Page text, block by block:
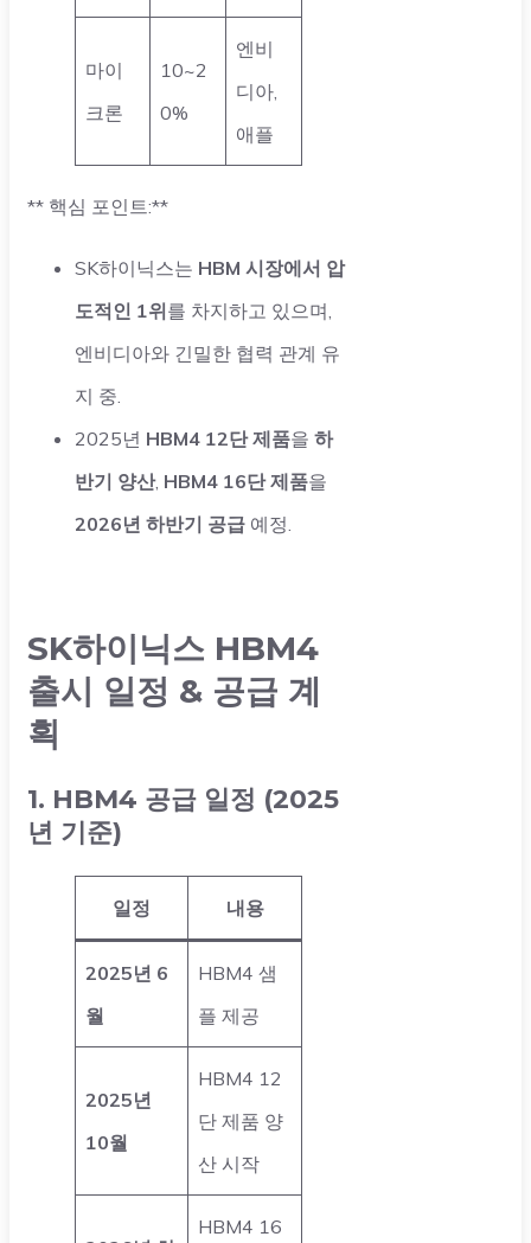
마이
크론
10~2
0%
엔비
디아,
애플
** 핵심 포인트:**
SK하이닉스는 HBM 시장에서 압
도적인 1위를 차지하고 있으며,
엔비디아와 긴밀한 협력 관계 유
지 중.
2025년 HBM4 12단 제품을 하
반기 양산, HBM4 16단 제품을
2026년 하반기 공급 예정.
SK하이닉스 HBM4
출시 일정 & 공급 계
획
1. HBM4 공급 일정 (2025
년 기준)
일정 내용
2025년 6
월
HBM4 샘
플 제공
2025년
10월
HBM4 12
단 제품 양
산 시작
HBM4 16